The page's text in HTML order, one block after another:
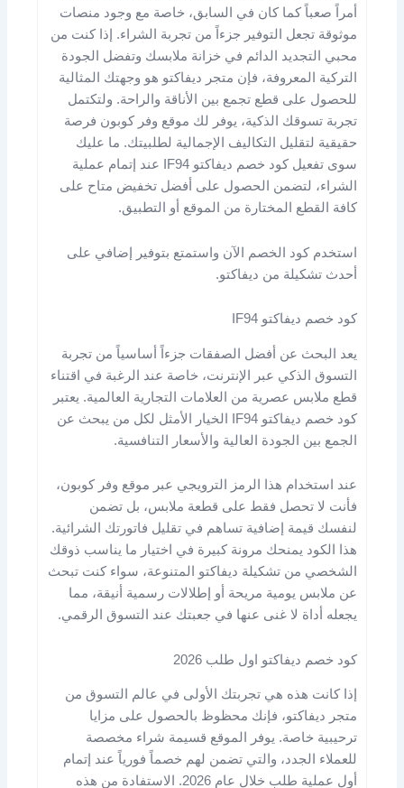
أمراً صعباً كما كان في السابق، خاصة مع وجود منصات
موثوقة تجعل التوفير جزءاً من تجربة الشراء. إذا كنت من
محبي التجديد الدائم في خزانة ملابسك وتفضل الجودة
التركية المعروفة، فإن متجر ديفاكتو هو وجهتك المثالية
للحصول على قطع تجمع بين الأناقة والراحة. ولتكتمل
تجربة تسوقك الذكية، يوفر لك موقع وفر كوبون فرصة
حقيقية لتقليل التكاليف الإجمالية لطلبيتك. ما عليك
سوى تفعيل كود خصم ديفاكتو IF94 عند إتمام عملية
الشراء، لتضمن الحصول على أفضل تخفيض متاح على
كافة القطع المختارة من الموقع أو التطبيق.
استخدم كود الخصم الآن واستمتع بتوفير إضافي على
أحدث تشكيلة من ديفاكتو.
كود خصم ديفاكتو IF94
يعد البحث عن أفضل الصفقات جزءاً أساسياً من تجربة
التسوق الذكي عبر الإنترنت، خاصة عند الرغبة في اقتناء
قطع ملابس عصرية من العلامات التجارية العالمية. يعتبر
كود خصم ديفاكتو IF94 الخيار الأمثل لكل من يبحث عن
الجمع بين الجودة العالية والأسعار التنافسية.
عند استخدام هذا الرمز الترويجي عبر موقع وفر كوبون،
فأنت لا تحصل فقط على قطعة ملابس، بل تضمن
لنفسك قيمة إضافية تساهم في تقليل فاتورتك الشرائية.
هذا الكود يمنحك مرونة كبيرة في اختيار ما يناسب ذوقك
الشخصي من تشكيلة ديفاكتو المتنوعة، سواء كنت تبحث
عن ملابس يومية مريحة أو إطلالات رسمية أنيقة، مما
يجعله أداة لا غنى عنها في جعبتك عند التسوق الرقمي.
كود خصم ديفاكتو اول طلب 2026
إذا كانت هذه هي تجربتك الأولى في عالم التسوق من
متجر ديفاكتو، فإنك محظوظ بالحصول على مزايا
ترحيبية خاصة. يوفر الموقع قسيمة شراء مخصصة
للعملاء الجدد، والتي تضمن لهم خصماً فورياً عند إتمام
أول عملية طلب خلال عام 2026. الاستفادة من هذه